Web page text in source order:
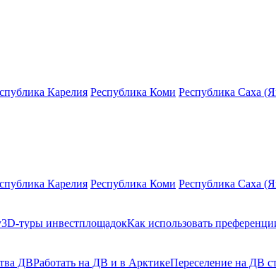
Карелия Республика Коми Республика Саха
Карелия Республика Коми Республика Саха
3D-туры инвестплощадокКак использовать
ДВРаботать на ДВ и в АрктикеПереселение на ДВ